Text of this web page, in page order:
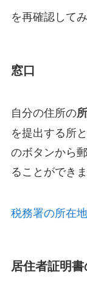
を再確認して
窓口
自分の住所の
を提出する所
のボタンから
ることができま
税務署の所在
居住者証明